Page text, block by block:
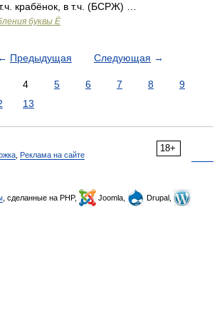
крабёнок, в т.ч. (БСРЖ) …
буквы Ё
← Предыдущая Следующая →
4 5 6 7 8
9
13
18+
Реклама на сайте
, сделанные на PHP, Joomla,
Drupal,